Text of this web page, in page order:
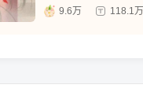
9.6万 118.1万